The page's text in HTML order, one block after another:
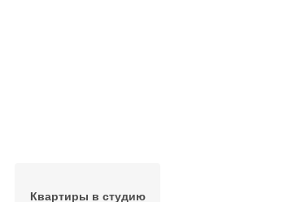
Квартиры в студию